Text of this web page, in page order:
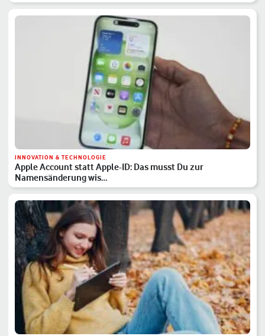
INNOVATION & TECHNOLOGIE
Apple Account statt Apple-ID: Das musst Du zur
Namensänderung wis…